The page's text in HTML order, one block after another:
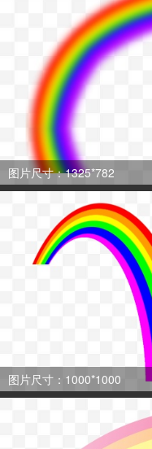
图片尺寸：1325*782
图片尺寸：1000*1000